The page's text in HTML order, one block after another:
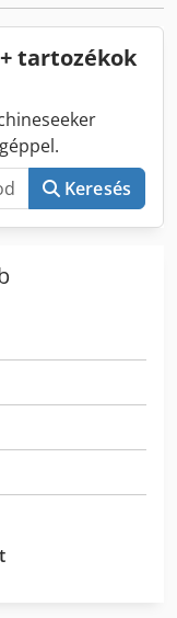
tartozékok
Keresés